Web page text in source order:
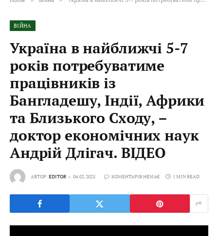
ВІЙНА
Україна в найближчі 5-7
років потребуватиме
працівників із
Бангладешу, Індії, Африки
та Близького Сходу, –
доктор економічних наук
Андрій Длігач. ВІДЕО
АВТОР:EDITOR 04.02.2025 КОМЕНТАРІВ НЕМАЄ 1 MIN READ